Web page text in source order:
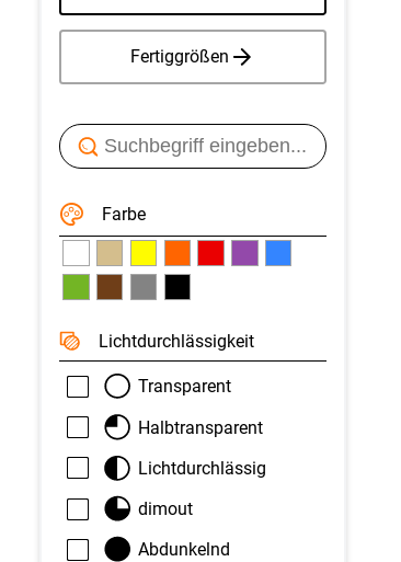
Fertiggrößen
Farbe
Licht­durchlässigkeit
Transparent
Halbtransparent
Lichtdurchlässig
dimout
Abdunkelnd